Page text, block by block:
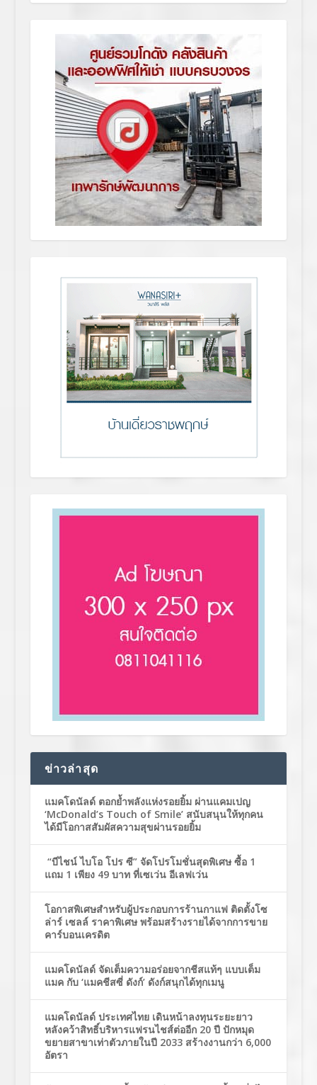
ข่าวล่าสุด
แมคโดนัลด์ ตอกย้ำพลังแห่งรอยยิ้ม ผ่านแคมเปญ
‘McDonald’s Touch of Smile’ สนับสนุนให้ทุกคน
ได้มีโอกาสสัมผัสความสุขผ่านรอยยิ้ม
“บีไชน์ ไบโอ โปร ซี” จัดโปรโมชั่นสุดพิเศษ ซื้อ 1
แถม 1 เพียง 49 บาท ที่เซเว่น อีเลฟเว่น
โอกาสพิเศษสำหรับผู้ประกอบการร้านกาแฟ ติดตั้งโซ
ล่าร์ เซลล์ ราคาพิเศษ พร้อมสร้างรายได้จากการขาย
คาร์บอนเครดิต
แมคโดนัลด์ จัดเต็มความอร่อยจากชีสแท้ๆ แบบเต็ม
แมค กับ ‘แมคชีสซี่ ดังก์’ ดังก์สนุกได้ทุกเมนู
แมคโดนัลด์ ประเทศไทย เดินหน้าลงทุนระยะยาว
หลังคว้าสิทธิ์บริหารแฟรนไชส์ต่ออีก 20 ปี ปักหมุด
ขยายสาขาเท่าตัวภายในปี 2033 สร้างงานกว่า 6,000
อัตรา